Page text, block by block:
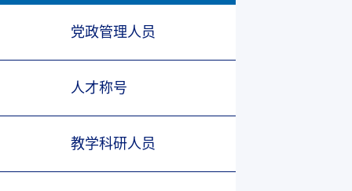
党政管理人员
人才称号
教学科研人员